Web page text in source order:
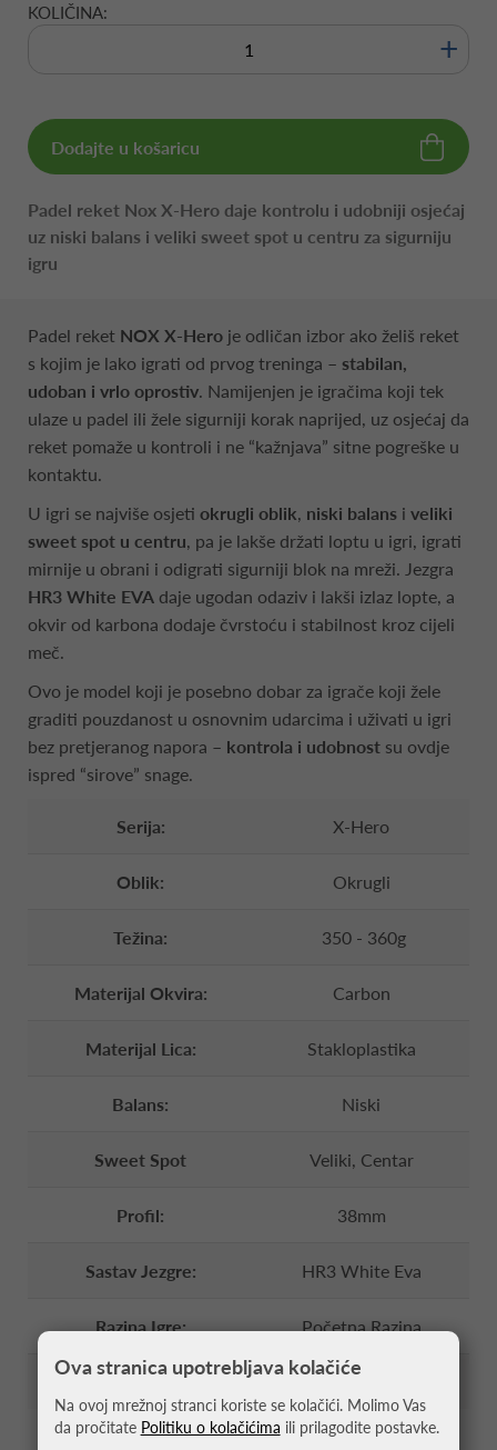
KOLIČINA:
+
Dodajte u košaricu
Padel reket Nox X-Hero daje kontrolu i udobniji osjećaj
uz niski balans i veliki sweet spot u centru za sigurniju
igru
Padel reket NOX X-Hero je odličan izbor ako želiš reket
s kojim je lako igrati od prvog treninga – stabilan,
udoban i vrlo oprostiv. Namijenjen je igračima koji tek
ulaze u padel ili žele sigurniji korak naprijed, uz osjećaj da
reket pomaže u kontroli i ne “kažnjava” sitne pogreške u
kontaktu.
U igri se najviše osjeti okrugli oblik, niski balans i veliki
sweet spot u centru, pa je lakše držati loptu u igri, igrati
mirnije u obrani i odigrati sigurniji blok na mreži. Jezgra
HR3 White EVA daje ugodan odaziv i lakši izlaz lopte, a
okvir od karbona dodaje čvrstoću i stabilnost kroz cijeli
meč.
Ovo je model koji je posebno dobar za igrače koji žele
graditi pouzdanost u osnovnim udarcima i uživati u igri
bez pretjeranog napora – kontrola i udobnost su ovdje
ispred “sirove” snage.
Serija: X-Hero
Oblik: Okrugli
Težina: 350 - 360g
Materijal Okvira: Carbon
Materijal Lica: Stakloplastika
Balans: Niski
Sweet Spot Veliki, Centar
Profil: 38mm
Sastav Jezgre: HR3 White Eva
Razina Igre: Početna Razina
Učestalost Igre: Povremeni Igrač
Ova stranica upotrebljava kolačiće
Na ovoj mrežnoj stranci koriste se kolačići. Molimo Vas
da pročitate Politiku o kolačićima ili prilagodite postavke.